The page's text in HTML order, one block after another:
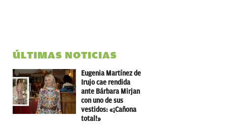
ÚLTIMAS NOTICIAS
Eugenia Martínez de
Irujo cae rendida
ante Bárbara Mirjan
con uno de sus
vestidos: «¡Cañona
total!»